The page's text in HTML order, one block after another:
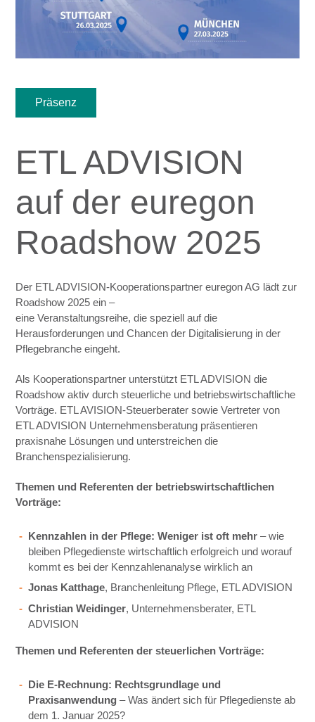
Präsenz
ETL ADVISION
auf der euregon
Roadshow 2025
Der ETL ADVISION-Kooperationspartner euregon AG lädt zur
Roadshow 2025 ein –
eine Veranstaltungsreihe, die speziell auf die
Herausforderungen und Chancen der Digitalisierung in der
Pflegebranche eingeht.
Als Kooperationspartner unterstützt ETL ADVISION die
Roadshow aktiv durch steuerliche und betriebswirtschaftliche
Vorträge. ETL AVISION-Steuerberater sowie Vertreter von
ETL ADVISION Unternehmensberatung präsentieren
praxisnahe Lösungen und unterstreichen die
Branchenspezialisierung.
Themen und Referenten der betriebswirtschaftlichen
Vorträge:
Kennzahlen in der Pflege: Weniger ist oft mehr – wie
bleiben Pflegedienste wirtschaftlich erfolgreich und worauf
kommt es bei der Kennzahlenanalyse wirklich an
Jonas Katthage, Branchenleitung Pflege, ETL ADVISION
Christian Weidinger, Unternehmensberater, ETL
ADVISION
Themen und Referenten der steuerlichen Vorträge:
Die E-Rechnung: Rechtsgrundlage und
Praxisanwendung – Was ändert sich für Pflegedienste ab
dem 1. Januar 2025?